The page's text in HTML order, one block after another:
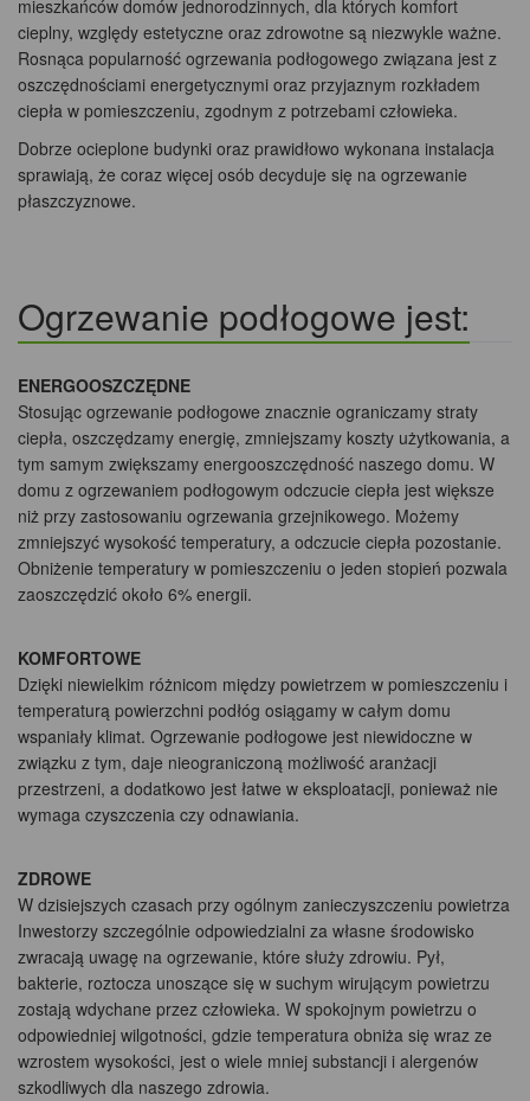
mieszkańców domów jednorodzinnych, dla których komfort
cieplny, względy estetyczne oraz zdrowotne są niezwykle ważne.
Rosnąca popularność ogrzewania podłogowego związana jest z
oszczędnościami energetycznymi oraz przyjaznym rozkładem
ciepła w pomieszczeniu, zgodnym z potrzebami człowieka.
Dobrze ocieplone budynki oraz prawidłowo wykonana instalacja
sprawiają, że coraz więcej osób decyduje się na ogrzewanie
płaszczyznowe.
Ogrzewanie podłogowe jest:
ENERGOOSZCZĘDNE
Stosując ogrzewanie podłogowe znacznie ograniczamy straty
ciepła, oszczędzamy energię, zmniejszamy koszty użytkowania, a
tym samym zwiększamy energooszczędność naszego domu. W
domu z ogrzewaniem podłogowym odczucie ciepła jest większe
niż przy zastosowaniu ogrzewania grzejnikowego. Możemy
zmniejszyć wysokość temperatury, a odczucie ciepła pozostanie.
Obniżenie temperatury w pomieszczeniu o jeden stopień pozwala
zaoszczędzić około 6% energii.
KOMFORTOWE
Dzięki niewielkim różnicom między powietrzem w pomieszczeniu i
temperaturą powierzchni podłóg osiągamy w całym domu
wspaniały klimat. Ogrzewanie podłogowe jest niewidoczne w
związku z tym, daje nieograniczoną możliwość aranżacji
przestrzeni, a dodatkowo jest łatwe w eksploatacji, ponieważ nie
wymaga czyszczenia czy odnawiania.
ZDROWE
W dzisiejszych czasach przy ogólnym zanieczyszczeniu powietrza
Inwestorzy szczególnie odpowiedzialni za własne środowisko
zwracają uwagę na ogrzewanie, które służy zdrowiu. Pył,
bakterie, roztocza unoszące się w suchym wirującym powietrzu
zostają wdychane przez człowieka. W spokojnym powietrzu o
odpowiedniej wilgotności, gdzie temperatura obniża się wraz ze
wzrostem wysokości, jest o wiele mniej substancji i alergenów
szkodliwych dla naszego zdrowia.